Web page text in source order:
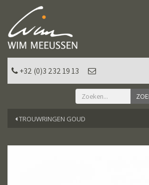
+32 (0)3 232 19 13
TROUWRINGEN GOUD